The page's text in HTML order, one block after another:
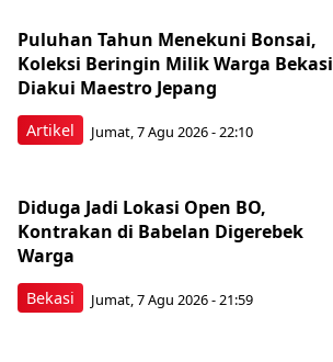
Artikel
Puluhan Tahun Menekuni Bonsai,
Koleksi Beringin Milik Warga Bekasi
Diakui Maestro Jepang
Jumat, 7 Agu 2026 - 22:10
Bekasi
Diduga Jadi Lokasi Open BO,
Kontrakan di Babelan Digerebek
Warga
Jumat, 7 Agu 2026 - 21:59